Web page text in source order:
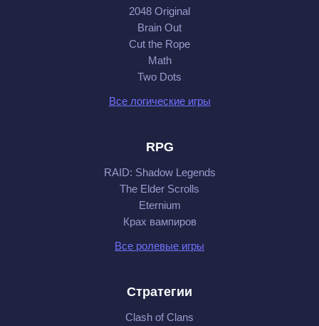
2048 Original
Brain Out
Cut the Rope
Math
Two Dots
Все логические игры
RPG
RAID: Shadow Legends
The Elder Scrolls
Eternium
Крах вампиров
Все ролевые игры
Стратегии
Clash of Clans